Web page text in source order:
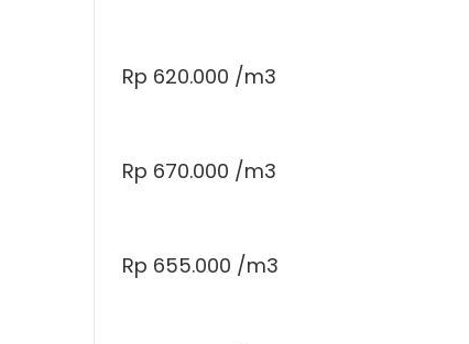
Rp 620.000 /m3
Rp 670.000 /m3
Rp 655.000 /m3